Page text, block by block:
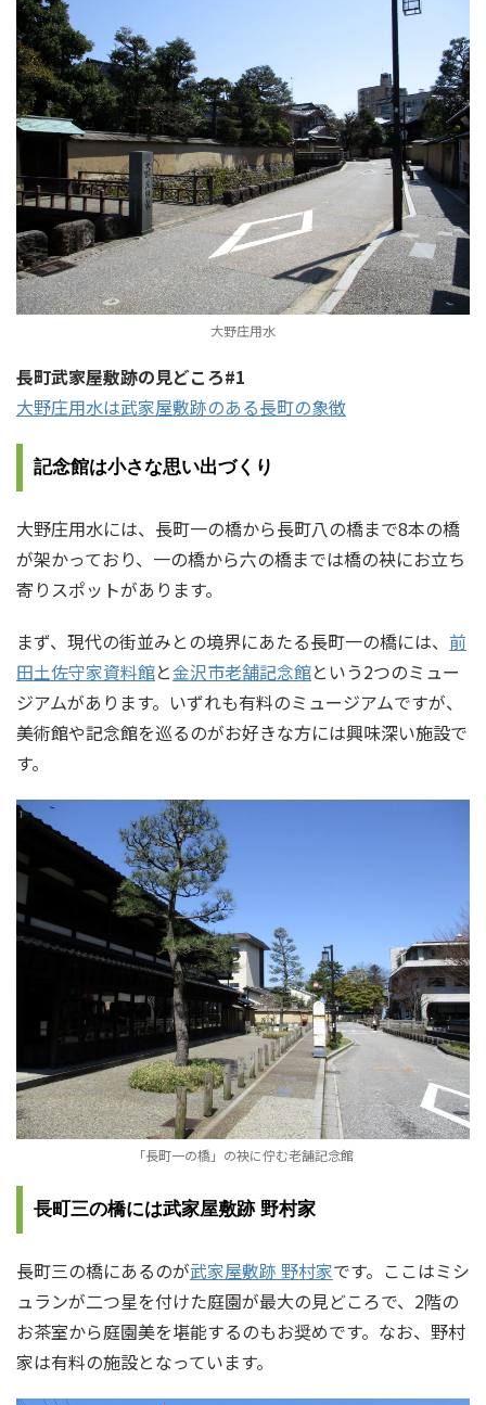
大野庄用水
長町武家屋敷跡の見どころ#1
大野庄用水は武家屋敷跡のある長町の象徴
記念館は小さな思い出づくり
大野庄用水には、長町一の橋から長町八の橋まで8本の橋
が架かっており、一の橋から六の橋までは橋の袂にお立ち
寄りスポットがあります。
まず、現代の街並みとの境界にあたる長町一の橋には、 前
田土佐守家資料館と金沢市老舗記念館という2つのミュー
ジアムがあります。いずれも有料のミュージアムですが、
美術館や記念館を巡るのがお好きな方には興味深い施設で
す。
「長町一の橋」の袂に佇む老舗記念館
長町三の橋には武家屋敷跡 野村家
長町三の橋にあるのが武家屋敷跡 野村家です。ここはミシ
ュランが二つ星を付けた庭園が最大の見どころで、2階の
お茶室から庭園美を堪能するのもお奨めです。なお、野村
家は有料の施設となっています。